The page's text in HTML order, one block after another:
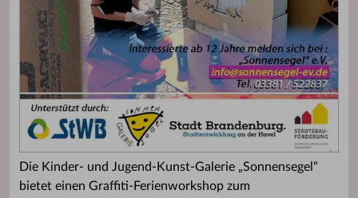
Die Kinder- und Jugend-Kunst-Galerie „Sonnensegel“
bietet einen Graffiti-Ferienworkshop zum